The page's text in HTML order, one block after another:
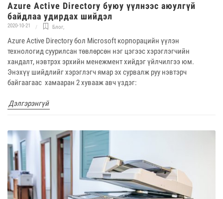
Azure Active Directory буюу үүлнээс аюулгүй
байдлаа удирдах шийдэл
2020-10-21 Блог,
Azure Active Directory бол Microsoft корпорацийн үүлэн
технологид суурилсан төвлөрсөн нэг цэгээс хэрэглэгчийн
хандалт, нэвтрэх эрхийн менежмент хийдэг үйлчилгээ юм.
Энэхүү шийдлийг хэрэглэгч ямар эх сурвалж руу нэвтэрч
байгаагаас хамааран 2 хувааж авч үздэг:
Дэлгэрэнгүй